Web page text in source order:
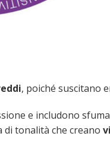
, poiché suscitano
e includono
di tonalità che creano